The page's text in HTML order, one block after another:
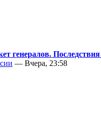
генералов.
— Вчера, 23:58